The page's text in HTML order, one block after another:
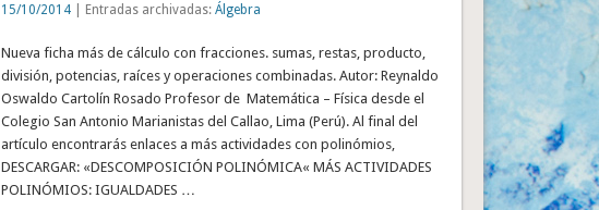
15/10/2014| Entradas archivadas: Álgebra
Nueva ficha más de cálculo con fracciones. sumas, restas, producto,
división, potencias, raíces y operaciones combinadas. Autor: Reynaldo
Oswaldo Cartolín Rosado Profesor de Matemática – Física desde el
Colegio San Antonio Marianistas del Callao, Lima (Perú). Al final del
artículo encontrarás enlaces a más actividades con polinómios,
DESCARGAR: «DESCOMPOSICIÓN POLINÓMICA« MÁS ACTIVIDADES
POLINÓMIOS: IGUALDADES …